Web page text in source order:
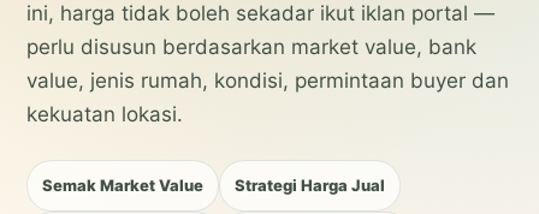
ini, harga tidak boleh sekadar ikut iklan portal —
perlu disusun berdasarkan market value, bank
value, jenis rumah, kondisi, permintaan buyer dan
kekuatan lokasi.
Semak Market Value Strategi Harga Jual